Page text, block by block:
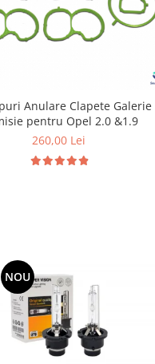
Anulare Clapete Galerie
pentru Opel 2.0 &1.9
260,00 Lei
NOU